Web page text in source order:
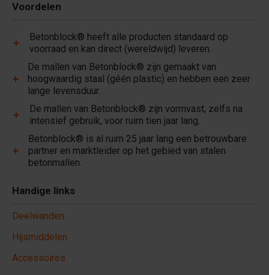
Voordelen
Betonblock® heeft alle producten standaard op
voorraad en kan direct (wereldwijd) leveren.
De mallen van Betonblock® zijn gemaakt van
hoogwaardig staal (géén plastic) en hebben een zeer
lange levensduur.
De mallen van Betonblock® zijn vormvast, zelfs na
intensief gebruik, voor ruim tien jaar lang.
Betonblock® is al ruim 25 jaar lang een betrouwbare
partner en marktleider op het gebied van stalen
betonmallen.
Handige links
Deelwanden
Hijsmiddelen
Accessoires